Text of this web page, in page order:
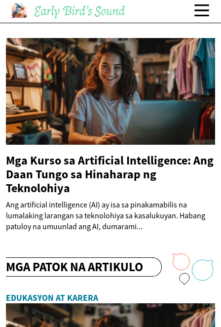
Mga Kurso sa Artificial Intelligence: Ang
Daan Tungo sa Hinaharap ng
Teknolohiya
Ang artificial intelligence (AI) ay isa sa pinakamabilis na
lumalaking larangan sa teknolohiya sa kasalukuyan. Habang
patuloy na umuunlad ang AI, dumarami...
MGA PATOK NA ARTIKULO
EDUKASYON AT KARERA